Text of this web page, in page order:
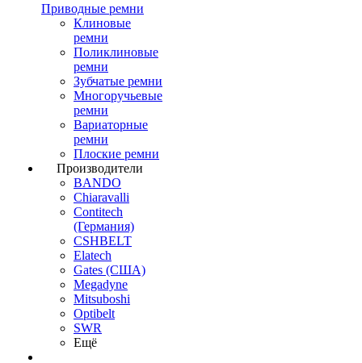
Приводные ремни
Клиновые
ремни
Поликлиновые
ремни
Зубчатые ремни
Многоручьевые
ремни
Вариаторные
ремни
Плоские ремни
Производители
BANDO
Chiaravalli
Contitech
(Германия)
CSHBELT
Elatech
Gates (США)
Megadyne
Mitsuboshi
Optibelt
SWR
Ещё